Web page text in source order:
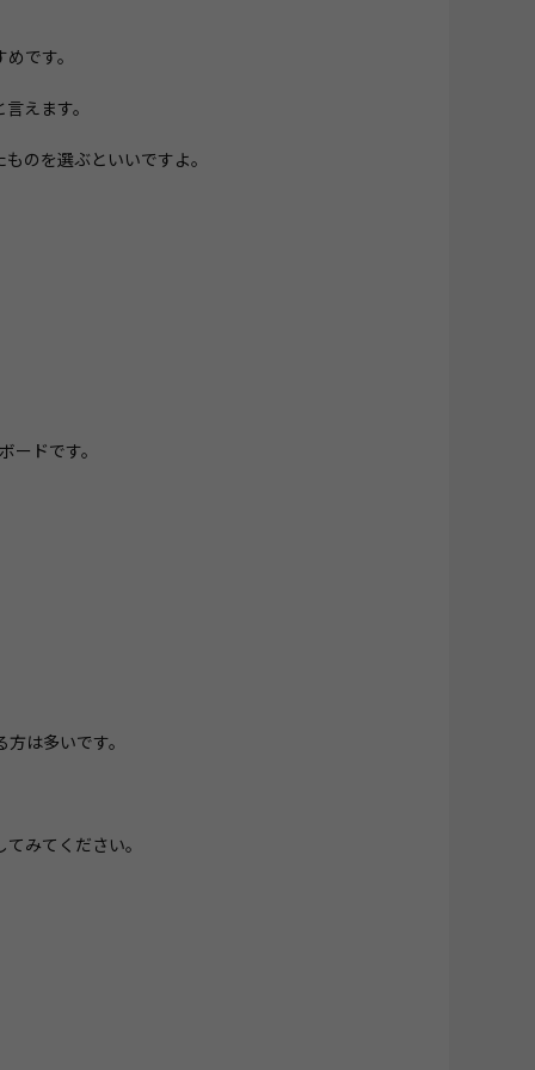
です。
えます。
のを選ぶといいですよ。
ドです。
は多いです。
みてください。